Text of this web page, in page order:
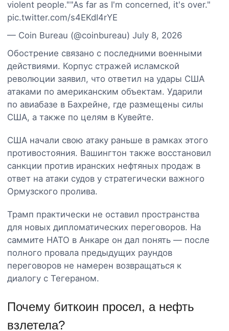
violent people.""As far as I'm concerned, it's over."
pic.twitter.com/s4EKdI4rYE
— Coin Bureau (@coinbureau) July 8, 2026
Обострение связано с последними военными
действиями. Корпус стражей исламской
революции заявил, что ответил на удары США
атаками по американским объектам. Ударили
по авиабазе в Бахрейне, где размещены силы
США, а также по целям в Кувейте.
США начали свою атаку раньше в рамках этого
противостояния. Вашингтон также восстановил
санкции против иранских нефтяных продаж в
ответ на атаки судов у стратегически важного
Ормузского пролива.
Трамп практически не оставил пространства
для новых дипломатических переговоров. На
саммите НАТО в Анкаре он дал понять — после
полного провала предыдущих раундов
переговоров не намерен возвращаться к
диалогу с Тегераном.
Почему биткоин просел, а нефть
взлетела?